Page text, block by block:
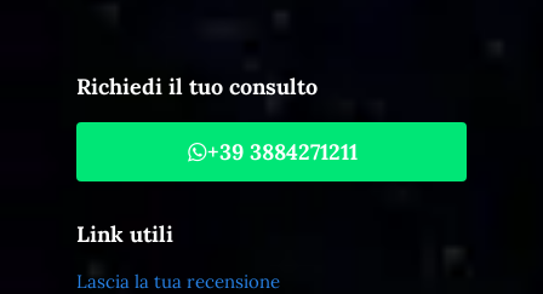
Richiedi il tuo consulto
+39 3884271211
Link utili
Lascia la tua recensione